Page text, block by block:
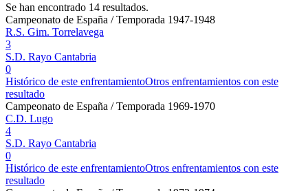
Se han encontrado 14 resultados.
Campeonato de España / Temporada 1947-1948
R.S. Gim. Torrelavega
3
S.D. Rayo Cantabria
0
Histórico de este enfrentamientoOtros enfrentamientos con este
resultado
Campeonato de España / Temporada 1969-1970
C.D. Lugo
4
S.D. Rayo Cantabria
0
Histórico de este enfrentamientoOtros enfrentamientos con este
resultado